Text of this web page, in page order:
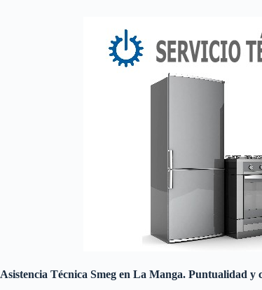
Asistencia Técnica Smeg en La Manga. Puntualidad y